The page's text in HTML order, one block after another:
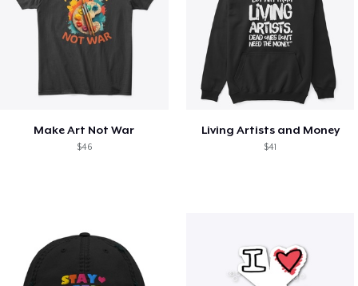
Make Art Not War
$46
Living Artists and Money
$41